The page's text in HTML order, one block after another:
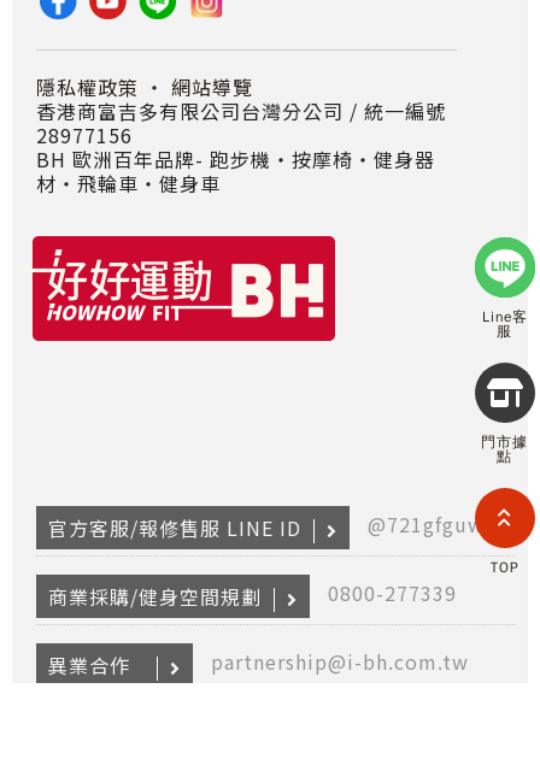
2026
Line客
服
門市據
點
TOP
隱私權政策 ・ 網站導覽
香港商富吉多有限公司台灣分公司 / 統一編號
28977156
BH 歐洲百年品牌- 跑步機‧按摩椅‧健身器
材‧飛輪車‧健身車
官方客服/報修售服 LINE ID @721gfguw
商業採購/健身空間規劃 0800-277339
異業合作 partnership@i-bh.com.tw